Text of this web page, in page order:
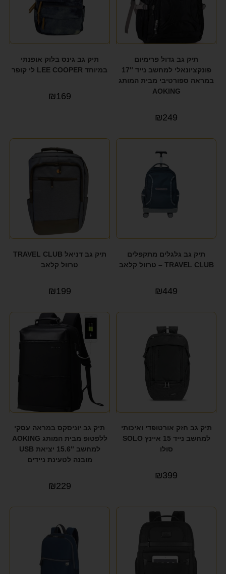
תיק גב גדול פרימיום
פונקציונאלי למחשב נייד 17″
במראה ספורטיבי מבית המותג
AOKING
₪249
תיק גב גינס בלוק אופנתי
במיוחד LEE COOPER לי קופר
₪169
תיק גב גלגלים מתקפלים
TRAVEL CLUB – טרוול קלאב
₪449
תיק גב דניאל TRAVEL CLUB
טרוול קלאב
₪199
תיק גב חזק אורטופדי ואיכותי
למחשב נייד 15 איינץ SOLO
סולו
₪399
תיק גב יוניסקס במראה עסקי
ללפטופ מבית המותג AOKING
למחשב 15.6″ יציאת USB
מובנה לטעינת ניידים
₪229